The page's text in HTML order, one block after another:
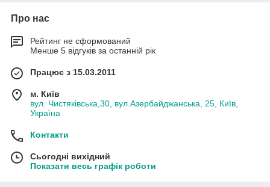
Про нас
Рейтинг не сформований
Менше 5 відгуків за останній рік
Працює з 15.03.2011
м. Київ
вул. Чистяківська,30, вул.Азербайджанська, 25, Київ,
Україна
Контакти
Сьогодні вихідний
Показати весь графік роботи